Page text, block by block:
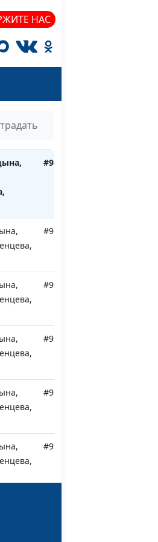
НАС
#943
#941
#940
#939
#938
#937
#936